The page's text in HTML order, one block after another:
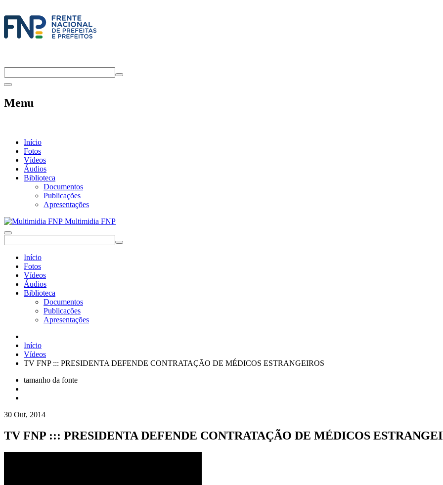
Menu
Início
Fotos
Vídeos
Áudios
Biblioteca
Documentos
Publicações
Apresentações
Multimidia FNP
Início
Fotos
Vídeos
Áudios
Biblioteca
Documentos
Publicações
Apresentações
Início
Vídeos
TV FNP ::: PRESIDENTA DEFENDE CONTRATAÇÃO DE MÉDICOS ESTRANGEIROS
tamanho da fonte
30 Out, 2014
TV FNP ::: PRESIDENTA DEFENDE CONTRATAÇÃO DE MÉDICOS